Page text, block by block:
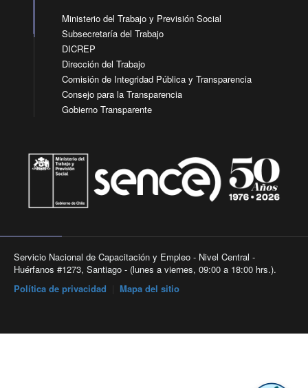
Ministerio del Trabajo y Previsión Social
Subsecretaría del Trabajo
DICREP
Dirección del Trabajo
Comisión de Integridad Pública y Transparencia
Consejo para la Transparencia
Gobierno Transparente
Servicio Nacional de Capacitación y Empleo - Nivel Central -
Huérfanos #1273, Santiago - (lunes a viernes, 09:00 a 18:00 hrs.).
Política de privacidad
Mapa del sitio